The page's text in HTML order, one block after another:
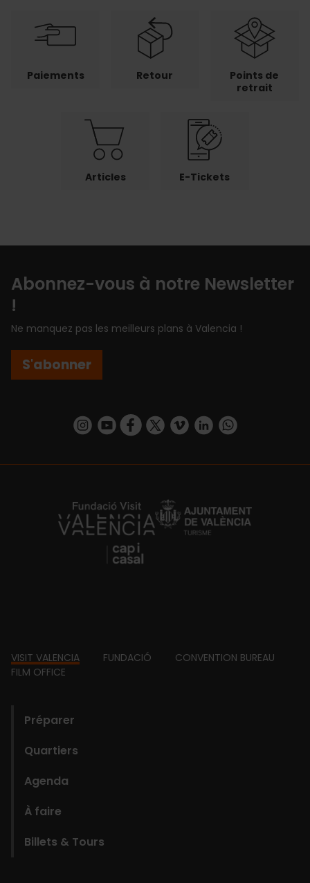
Paiements Retour
Points de
retrait
Articles E-Tickets
Abonnez-vous à notre Newsletter
!
Ne manquez pas les meilleurs plans à Valencia !
S'abonner
https://www.instagram.com/visit_valencia/
https://www.youtube.com/user/
https://www.facebook.com/
https://twitter.com/
https://vimeo.com/
https://www.linkedin.com/company/turismo-valencia/https://api.whatsapp.com/send/
https://fundacion.visitvalencia.com/
Footer
VISIT VALENCIA FUNDACIÓ
CONVENTION BUREAU
FILM OFFICE
Préparer
Quartiers
Agenda
À faire
Billets & Tours